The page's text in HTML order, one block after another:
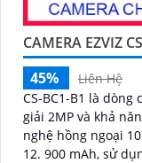
CAMERA EZVIZ
45%
Liên Hệ
CS-BC1-B1 là
giải 2MP và khả
nghệ hồng ngoại 10m. Camera trang bị pin sạc
12. 900 mAh, sử